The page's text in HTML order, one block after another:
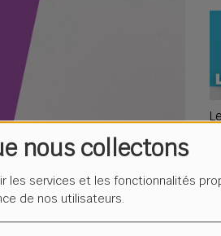
nous collectons
les services et les fonctionnalités
de nos utilisateurs.